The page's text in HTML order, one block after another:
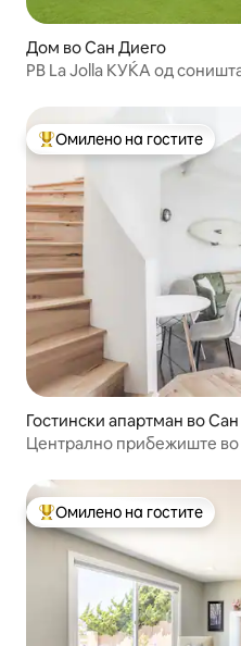
Дом во Сан Диего
PB La Jolla КУЌА од
Меѓу најуспешните
Омилено на гостите
Гостински апартман во
Централно прибежиште
Меѓу најуспешните
Омилено на гостите